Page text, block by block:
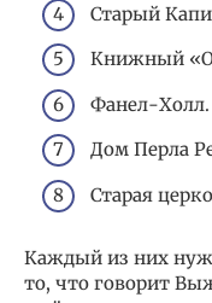
Старый
Книжный
Фанел-Холл.
Дом Перла
Старая
Каждый из них
то, что говорит